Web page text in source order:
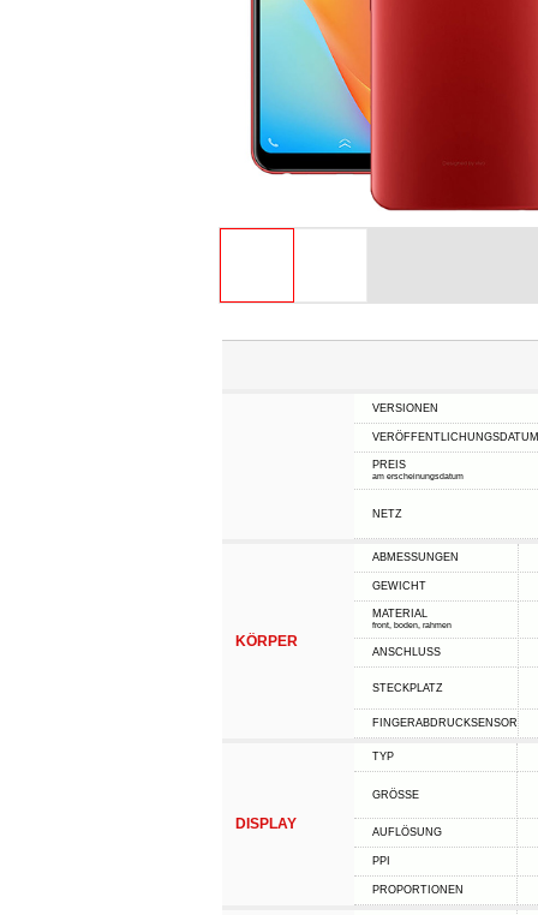
VERSIONEN
VERÖFFENTLICHUNGSDATUM
PREIS
am erscheinungsdatum
NETZ
KÖRPER
ABMESSUNGEN
GEWICHT
MATERIAL
front, boden, rahmen
ANSCHLUSS
STECKPLATZ
FINGERABDRUCKSENSOR
DISPLAY
TYP
GRÖSSE
AUFLÖSUNG
PPI
PROPORTIONEN